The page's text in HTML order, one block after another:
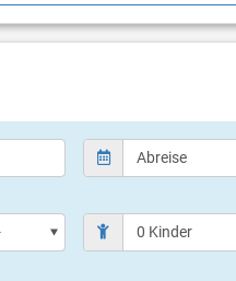
und mehrere Bars und
sich Tennis-, Fußball- &